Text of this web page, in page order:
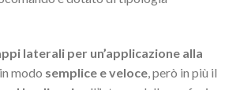
laterali per un’applicazione alla
in modo semplice e veloce, però in più il